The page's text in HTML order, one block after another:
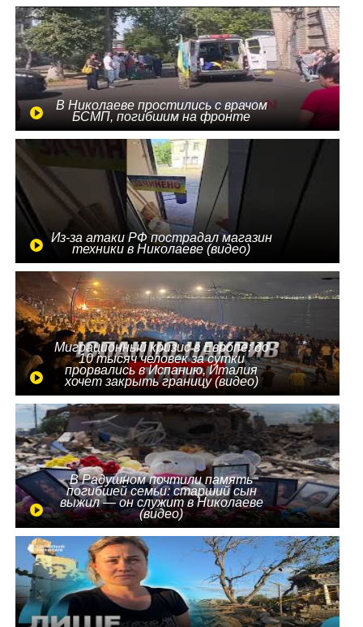
В Николаеве простились с врачом
БСМП, погибшим на фронте
Из-за атаки РФ пострадал магазин
техники в Николаеве (видео)
Миграционный кризис в Европе: до
10 тысяч человек за сутки
прорвались в Испанию, Италия
хочет закрыть границу (видео)
В Радушном почтили память
погибшей семьи: старший сын
выжил — он служит в Николаеве
(видео)